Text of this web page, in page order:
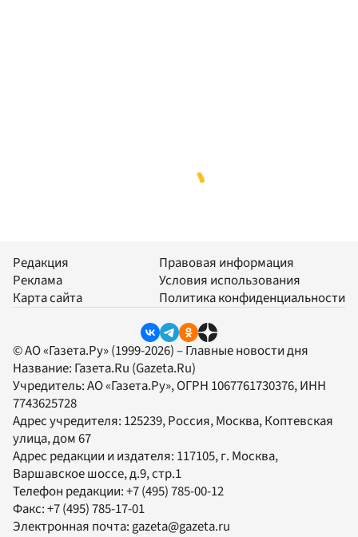
Редакция
Реклама
Карта сайта
Правовая информация
Условия использования
Политика конфиденциальности
© АО «Газета.Ру» (1999-2026) – Главные новости дня
Название: Газета.Ru (Gazeta.Ru)
Учредитель:АО «Газета.Ру», ОГРН 1067761730376, ИНН
7743625728
Адрес учредителя: 125239, Россия, Москва, Коптевская
улица, дом 67
Адрес редакции и издателя: 117105, г. Москва,
Варшавское шоссе, д.9, стр.1
Телефон редакции:+7 (495) 785-00-12
Факс:+7 (495) 785-17-01
Электронная почта:gazeta@gazeta.ru